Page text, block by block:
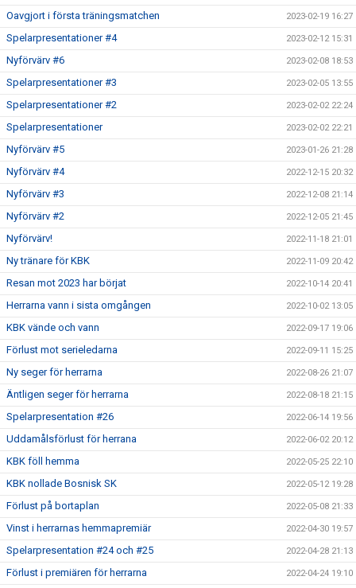
Oavgjort i första träningsmatchen 2023-02-19 16:27
Spelarpresentationer #4 2023-02-12 15:31
Nyförvärv #6 2023-02-08 18:53
Spelarpresentationer #3 2023-02-05 13:55
Spelarpresentationer #2 2023-02-02 22:24
Spelarpresentationer 2023-02-02 22:21
Nyförvärv #5 2023-01-26 21:28
Nyförvärv #4 2022-12-15 20:32
Nyförvärv #3 2022-12-08 21:14
Nyförvärv #2 2022-12-05 21:45
Nyförvärv! 2022-11-18 21:01
Ny tränare för KBK 2022-11-09 20:42
Resan mot 2023 har börjat 2022-10-14 20:41
Herrarna vann i sista omgången 2022-10-02 13:05
KBK vände och vann 2022-09-17 19:06
Förlust mot serieledarna 2022-09-11 15:25
Ny seger för herrarna 2022-08-26 21:07
Äntligen seger för herrarna 2022-08-18 21:15
Spelarpresentation #26 2022-06-14 19:56
Uddamålsförlust för herrana 2022-06-02 20:12
KBK föll hemma 2022-05-25 22:10
KBK nollade Bosnisk SK 2022-05-12 19:28
Förlust på bortaplan 2022-05-08 21:33
Vinst i herrarnas hemmapremiär 2022-04-30 19:57
Spelarpresentation #24 och #25 2022-04-28 21:13
Förlust i premiären för herrarna 2022-04-24 19:10